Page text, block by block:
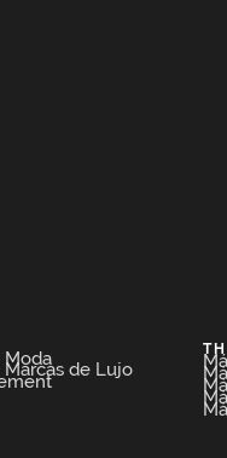
Moda​ de Lujo